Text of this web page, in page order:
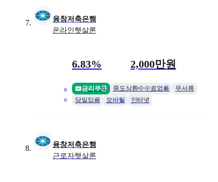
융창저축은행
온라인햇살론
금리6.83%
최대 한도 2,000만원
금리쿠폰 중도상환수수료없음
무서류
당일입금
모바일 인터넷
융창저축은행
근로자햇살론